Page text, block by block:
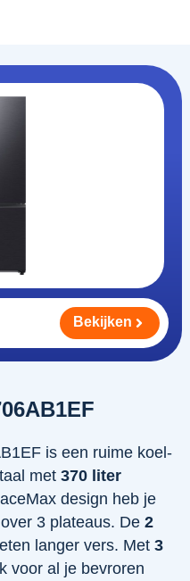
is een ruime koel-
met370 liter
design heb je
3 plateaus. De2
langer vers. Met3
voor al je bevroren
Bekijken